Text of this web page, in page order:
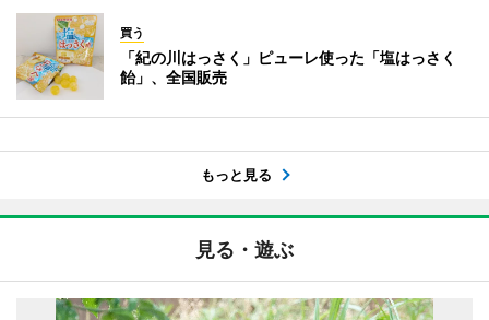
買う
「紀の川はっさく」ピューレ使った「塩はっさく
飴」、全国販売
もっと見る
見る・遊ぶ